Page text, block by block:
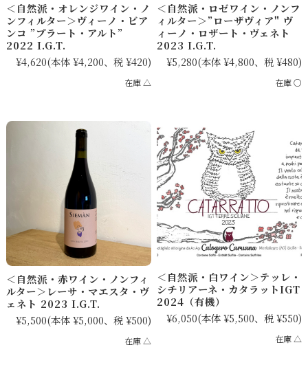
＜自然派・オレンジワイン・ノ
ンフィルター＞ヴィーノ・ビア
ンコ ”プラート・アルト”
2022 I.G.T.
¥4,620(本体 ¥4,200、税 ¥420)
在庫 △
＜自然派・ロゼワイン・ノンフ
ィルター＞”ローザヴィア" ヴ
ィーノ・ロザート・ヴェネト
2023 I.G.T.
¥5,280(本体 ¥4,800、税 ¥480)
在庫 ○
＜自然派・赤ワイン・ノンフィ
ルター＞レーサ・マエスタ・ヴ
ェネト 2023 I.G.T.
¥5,500(本体 ¥5,000、税 ¥500)
在庫 △
＜自然派・白ワイン＞テッレ・
シチリアーネ・カタラットIGT
2024（有機）
¥6,050(本体 ¥5,500、税 ¥550)
在庫 △